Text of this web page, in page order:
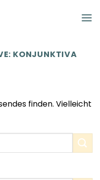
KONJUNKTIVA
finden. Vielleicht